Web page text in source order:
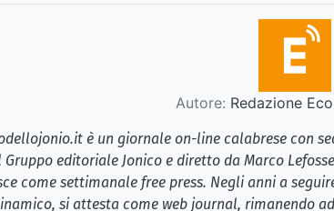
Autore: Redazione
è un giornale on-line calabrese con
Gruppo editoriale Jonico e diretto da Marco
come settimanale free press. Negli anni a
si attesta come web journal, rimanendo